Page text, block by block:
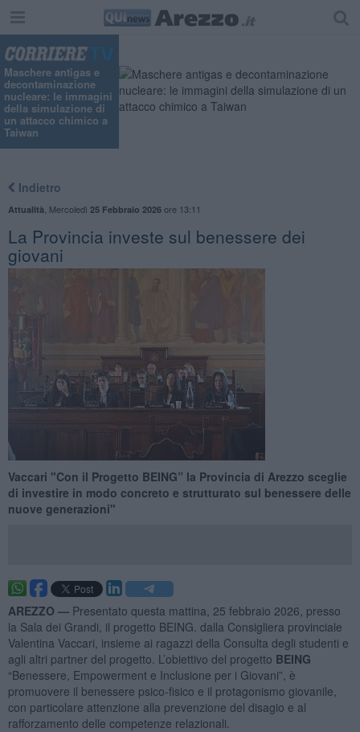
Maschere antigas e
decontaminazione
nucleare: le immagini
della simulazione di
un attacco chimico a
Taiwan
Indietro
Attualità Mercoledì 25 Febbraio 2026ore 13:11
La Provincia investe sul benessere dei
giovani
Vaccari "Con il Progetto BEING” la Provincia di Arezzo sceglie
di investire in modo concreto e strutturato sul benessere delle
nuove generazioni"
AREZZO — Presentato questa mattina, 25 febbraio 2026, presso
la Sala dei Grandi, il progetto BEING. dalla Consigliera provinciale
Valentina Vaccari, insieme ai ragazzi della Consulta degli studenti e
agli altri partner del progetto. L’obiettivo del progetto BEING
“Benessere, Empowerment e Inclusione per i Giovani”, è
promuovere il benessere psico-fisico e il protagonismo giovanile,
con particolare attenzione alla prevenzione del disagio e al
rafforzamento delle competenze relazionali.